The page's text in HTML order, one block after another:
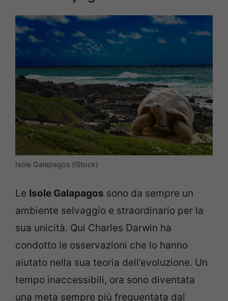
Isole Galapagos (iStock)
Le Isole Galapagos sono da sempre un
ambiente selvaggio e straordinario per la
sua unicità. Qui Charles Darwin ha
condotto le osservazioni che lo hanno
aiutato nella sua teoria dell’evoluzione. Un
tempo inaccessibili, ora sono diventata
una meta sempre più frequentata dal